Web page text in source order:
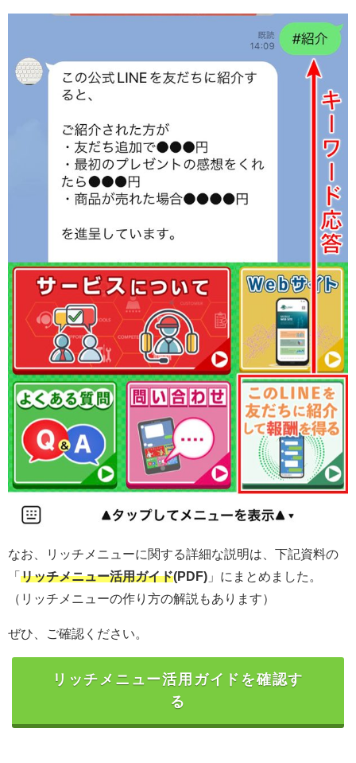
なお、リッチメニューに関する詳細な説明は、下記資料の
「 リッチメニュー活用ガイド(PDF) 」にまとめました。
（リッチメニューの作り方の解説もあります）
ぜひ、ご確認ください。
リッチメニュー活用ガイドを確認す
る